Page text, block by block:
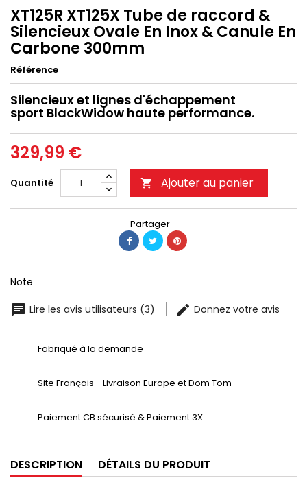
XT125R XT125X Tube de raccord &
Silencieux Ovale En Inox & Canule En
Carbone 300mm
Référence
Silencieux et lignes d'échappement
sport BlackWidow haute performance.
329,99 €
Quantité  Ajouter au panier
Partager
Note
Lire les avis utilisateurs (3)
Donnez votre avis
Fabriqué à la demande
Site Français - Livraison Europe et Dom Tom
Paiement CB sécurisé & Paiement 3X
DESCRIPTION DÉTAILS DU PRODUIT